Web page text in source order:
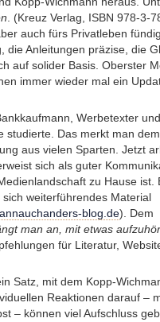
. (Kreuz Verlag, ISBN 978-3-
auch fürs Privatleben
die Anleitungen präzise, die
auf solider Basis. Oberster
immer wieder mal ein
Werbetexter
studierte. Das merkt man
aus vielen Sparten. Jetzt
sich als guter
zu Hause ist.
weiterführendes Material
blog.de). Dem
man an, mit etwas
für Literatur,
Satz, mit dem Kopp-
Reaktionen darauf –
– können viel Aufschluss